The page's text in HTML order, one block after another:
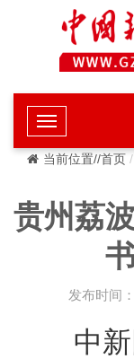
当前位置//首页
贵州荔
发布时间
中新